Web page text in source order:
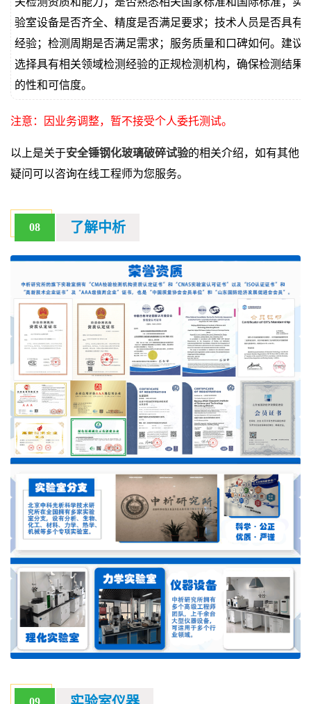
验室设备是否齐全、精度是否满足要求；技术人员是否具有
经验；检测周期是否满足需求；服务质量和口碑如何。建议
选择具有相关领域检测经验的正规检测机构，确保检测结果
的性和可信度。
注意：因业务调整，暂不接受个人委托测试。
以上是关于安全锤钢化玻璃破碎试验的相关介绍，如有其他
疑问可以咨询在线工程师为您服务。
08 了解中析